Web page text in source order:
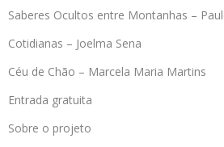
Saberes Ocultos entre Montanhas –
Cotidianas – Joelma Sena
Céu de Chão – Marcela Maria Martins
Entrada gratuita
Sobre o projeto